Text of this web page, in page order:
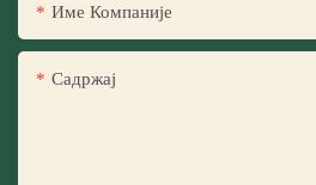
Име Компаније
Садржај